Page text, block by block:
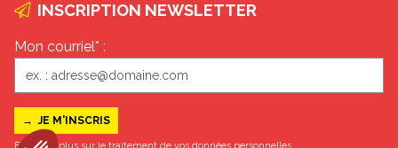
INSCRIPTION NEWSLETTER
Mon courriel* :